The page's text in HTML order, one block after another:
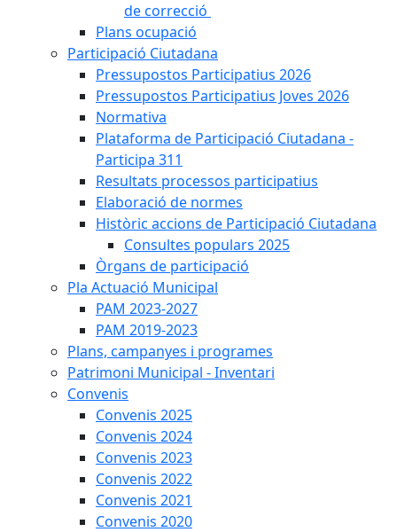
de correcció
Plans ocupació
Participació Ciutadana
Pressupostos Participatius 2026
Pressupostos Participatius Joves 2026
Normativa
Plataforma de Participació Ciutadana -
Participa 311
Resultats processos participatius
Elaboració de normes
Històric accions de Participació Ciutadana
Consultes populars 2025
Òrgans de participació
Pla Actuació Municipal
PAM 2023-2027
PAM 2019-2023
Plans, campanyes i programes
Patrimoni Municipal - Inventari
Convenis
Convenis 2025
Convenis 2024
Convenis 2023
Convenis 2022
Convenis 2021
Convenis 2020